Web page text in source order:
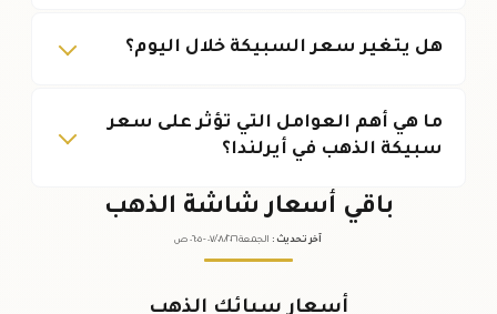
هل يتغير سعر السبيكة خلال اليوم؟
ما هي أهم العوامل التي تؤثر على سعر
سبيكة الذهب في أيرلندا؟
باقي أسعار شاشة الذهب
آخر تحديث : الجمعة ٠٧ /٠٨/٢٠٢٦ - ٠٦:٠٥ ص
أسعار سبائك الذهب